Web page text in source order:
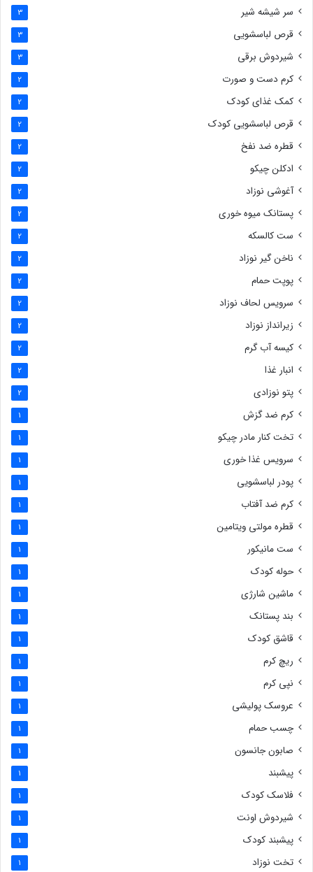
سر شیشه شیر 3
قرص لباسشویی 3
شیردوش برقی 3
کرم دست و صورت 2
کمک غذای کودک 2
قرص لباسشویی کودک 2
قطره ضد نفخ 2
ادکلن چیکو 2
آغوشی نوزاد 2
پستانک میوه خوری 2
ست کالسکه 2
ناخن گیر نوزاد 2
پوپت حمام 2
سرویس لحاف نوزاد 2
زیرانداز نوزاد 2
کیسه آب گرم 2
انبار غذا 2
پتو نوزادی 2
کرم ضد گزش 1
تخت کنار مادر چیکو 1
سرویس غذا خوری 1
پودر لباسشویی 1
کرم ضد آفتاب 1
قطره مولتی ویتامین 1
ست مانیکور 1
حوله کودک 1
ماشین شارژی 1
بند پستانک 1
قاشق کودک 1
ریچ کرم 1
نپی کرم 1
عروسک پولیشی 1
چسب حمام 1
صابون جانسون 1
پیشبند 1
فلاسک کودک 1
شیردوش اونت 1
پیشبند کودک 1
تخت نوزاد 1